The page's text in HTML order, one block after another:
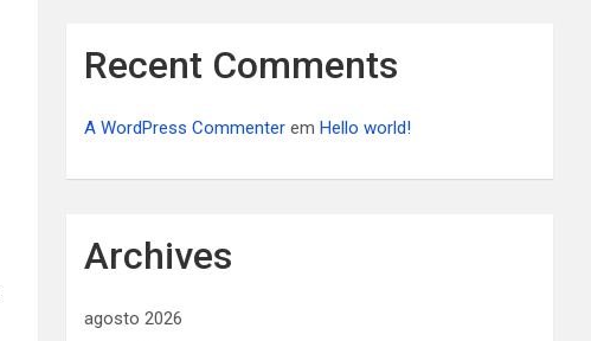
Recent Comments
A WordPress Commenter emHello world!
Archives
agosto 2026